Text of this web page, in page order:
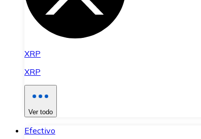
XRP
XRP
Ver todo
Efectivo